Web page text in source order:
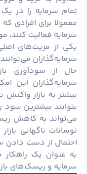
تمام سرمایه‌ را در
معمولا برای افرادی
سرمایه فعالیت کنند،
یکی از مزیت‌های
سرمایه‌گذاران
حال از سودآوری
سرمایه‌گذاران این
بیشتر به بازار
بتوانند بیشترین
می‌تواند به کاهش
نوسانات ناگهانی
احتمال از دست دادن
به عنوان یک
سرمایه و ریسک‌های